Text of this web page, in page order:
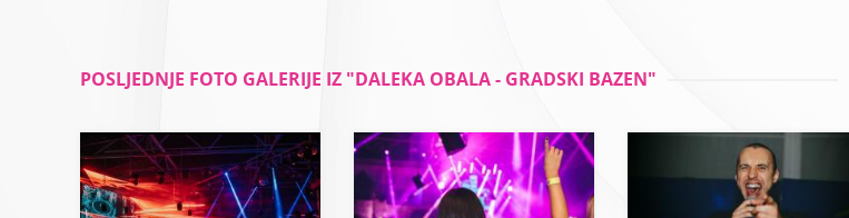
POSLJEDNJE FOTO GALERIJE IZ "DALEKA OBALA - GRADSKI BAZEN"